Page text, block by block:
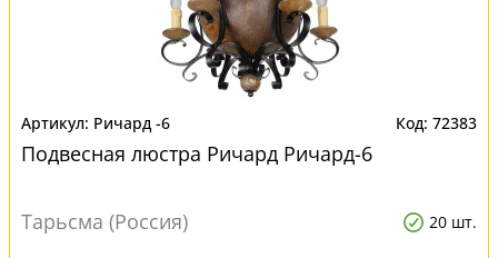
Ричард -6 72383
Подвесная люстра Ричард Ричард-6
Тарьсма (Россия) 20 шт.